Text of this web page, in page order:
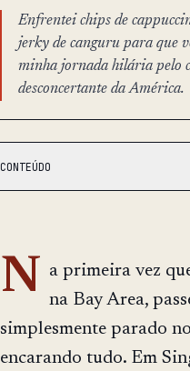
Enfrentei chips de
jerky de canguru para que
minha jornada hilária pelo
desconcertante da América.
CONTEÚDO
N
a primeira vez
na Bay Area,
simplesmente parado
encarando tudo. Em